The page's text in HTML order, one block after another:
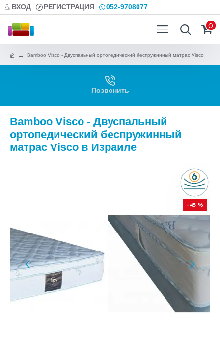
ВХОД РЕГИСТРАЦИЯ 052-9708077
0
Bamboo Visco - Двуспальный ортопедический беспружинный матрас Visco
Позвонить
Bamboo Visco - Двуспальный
ортопедический беспружинный
матрас Visco в Израиле
-45 %